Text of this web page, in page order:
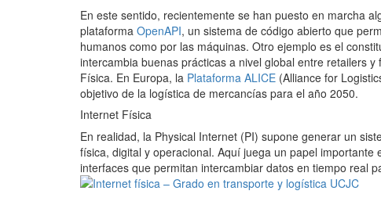
En este sentido, recientemente se han puesto en marcha
plataforma OpenAPI, un sistema de código abierto que
humanos como por las máquinas. Otro ejemplo es el
intercambia buenas prácticas a nivel global entre retailers
Física. En Europa, la Plataforma ALICE (Alliance for
objetivo de la logística de mercancías para el año 2050.
Internet Física
En realidad, la Physical Internet (PI) supone generar un
física, digital y operacional. Aquí juega un papel
interfaces que permitan intercambiar datos en tiempo real